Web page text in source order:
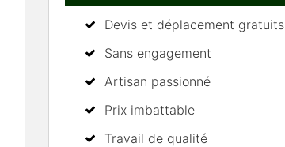
Devis et déplacement gratuits
Sans engagement
Artisan passionné
Prix imbattable
Travail de qualité